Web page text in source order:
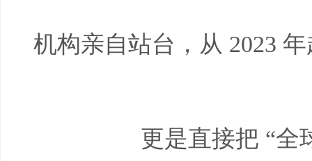
机构亲自站台，从 2023
更是直接把 “全